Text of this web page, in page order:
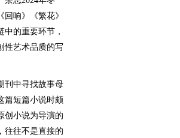
响》《繁花》
中的重要环节，
性艺术品质的写
中寻找故事母
篇短篇小说时颇
创小说为导演的
往往不是直接的